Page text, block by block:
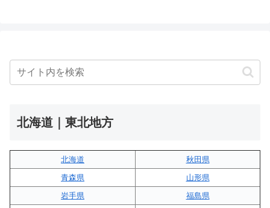
北海道｜東北地方
北海道
秋田県
青森県
山形県
岩手県
福島県